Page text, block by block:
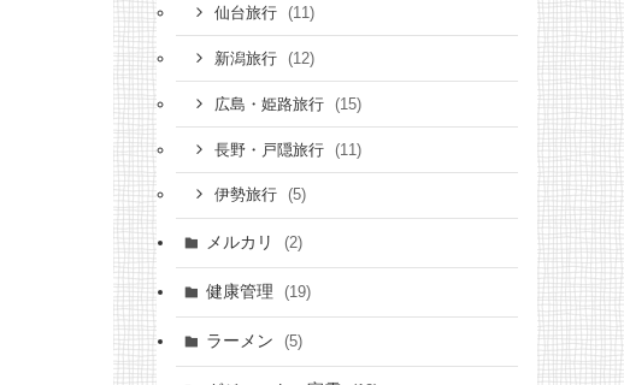
仙台旅行 (11)
新潟旅行 (12)
広島・姫路旅行 (15)
長野・戸隠旅行 (11)
伊勢旅行 (5)
メルカリ (2)
健康管理 (19)
ラーメン (5)